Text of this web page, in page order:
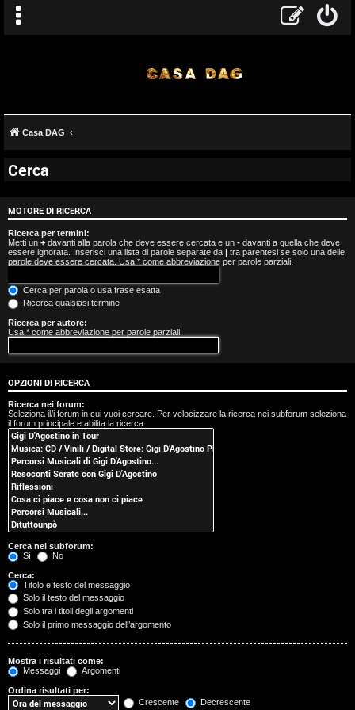
A
r
g
o
m
e
n
i
s
e
n
z
a
r
i
s
p
o
s
Casa DAG
Cerca
MOTORE DI RICERCA
Ricerca per termini:
Metti un + davanti alla parola che deve essere cercata e un - davanti a quella che deve
essere ignorata. Inserisci una lista di parole separate da | tra parentesi se solo una delle
parole deve essere cercata. Usa * come abbreviazione per parole parziali.
Cerca per parola o usa frase esatta
Ricerca qualsiasi termine
Ricerca per autore:
Usa * come abbreviazione per parole parziali.
OPZIONI DI RICERCA
Ricerca nei forum:
Seleziona il/i forum in cui vuoi cercare. Per velocizzare la ricerca nei subforum seleziona
il forum principale e abilita la ricerca.
Cerca nei subforum:
Sì
No
Cerca:
Titolo e testo del messaggio
Solo il testo del messaggio
Solo tra i titoli degli argomenti
Solo il primo messaggio dell’argomento
Mostra i risultati come:
Messaggi
Argomenti
Ordina risultati per:
Crescente
Decrescente